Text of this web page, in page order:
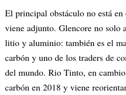
El principal obstáculo no está
viene adjunto. Glencore no solo
litio y aluminio: también es el
carbón y uno de los traders de
del mundo. Rio Tinto, en
carbón en 2018 y viene